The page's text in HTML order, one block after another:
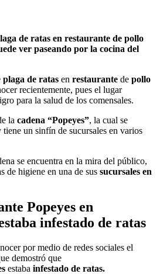
de ratas en restaurante de pollo
ver paseando por la cocina del
plaga de ratas en restaurante de pollo
recientemente, pues el lugar
para la salud de los comensales.
la cadena “Popeyes”, la cual se
tiene un sinfín de sucursales en varios
se encuentra en la mira del público,
de higiene en una de sus sucursales en
Popeyes en
infestado de ratas
por medio de redes sociales el
demostró que
estaba infestado de ratas.